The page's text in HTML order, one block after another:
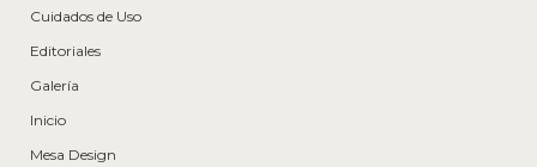
Cuidados de Uso
Editoriales
Galería
Inicio
Mesa Design